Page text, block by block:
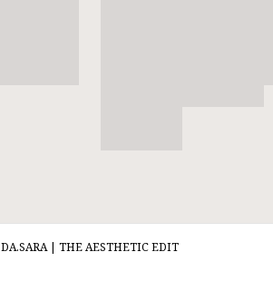
DA.SARA | THE AESTHETIC EDIT